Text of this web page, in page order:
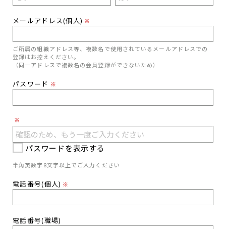
メールアドレス(個人) ※
ご所属の組織アドレス等、複数名で使用されているメールアドレスでの
登録はお控えください。
（同一アドレスで複数名の会員登録ができないため）
パスワード ※
※
パスワードを表示する
半角英数字8文字以上でご入力ください
電話番号(個人) ※
電話番号(職場)